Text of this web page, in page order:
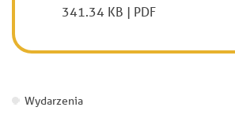
341.34 KB | PDF
Wydarzenia